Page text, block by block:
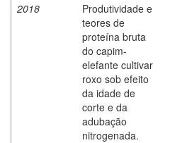
2018
Produtividade e
teores de
proteína bruta
do capim-
elefante cultivar
roxo sob efeito
da idade de
corte e da
adubação
nitrogenada.